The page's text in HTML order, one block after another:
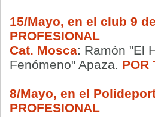
15/Mayo, en el club 9
PROFESIONAL
Cat. Mosca: Ramón "El
Fenómeno" Apaza. POR
8/Mayo, en el
PROFESIONAL